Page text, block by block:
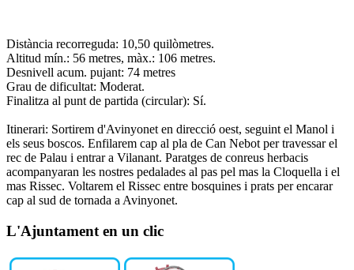
Distància recorreguda: 10,50 quilòmetres.
Altitud mín.: 56 metres, màx.: 106 metres.
Desnivell acum. pujant: 74 metres
Grau de dificultat: Moderat.
Finalitza al punt de partida (circular): Sí.
Itinerari: Sortirem d'Avinyonet en direcció oest, seguint el Manol i
els seus boscos. Enfilarem cap al pla de Can Nebot per travessar el
rec de Palau i entrar a Vilanant. Paratges de conreus herbacis
acompanyaran les nostres pedalades al pas pel mas la Cloquella i el
mas Rissec. Voltarem el Rissec entre bosquines i prats per encarar
cap al sud de tornada a Avinyonet.
L'Ajuntament en un clic